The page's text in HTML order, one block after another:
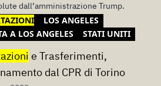
dall’amministrazione Trump.
LOS ANGELES
A LOS ANGELES
STATI UNITI
e Trasferimenti,
dal CPR di Torino